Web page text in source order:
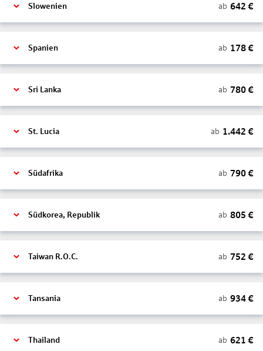
Slowenien ab 642 €
Spanien ab 178€
Sri Lanka ab 780€
St. Lucia ab 1.442 €
Südafrika ab 790€
Südkorea, Republik ab 805 €
Taiwan R.O.C. ab 752 €
Tansania ab 934€
Thailand ab 621 €